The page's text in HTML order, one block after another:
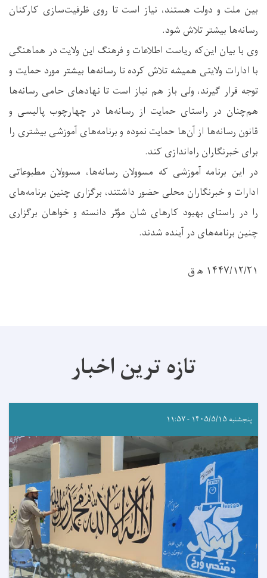
بین ملت و دولت هستند، نیاز است تا روی ظرفیت‌سازی کارکنان
رسانه‌ها بیشتر تلاش شود.
وی با بیان این‌که ریاست اطلاعات و فرهنگ این ولایت در هماهنگی
با ادارات ولایتی همیشه تلاش کرده تا رسانه‌ها بیشتر مورد حمایت و
توجه قرار گیرند، ولی باز هم نیاز است تا نهادهای حامی رسانه‌ها
هم‌چنان در راستای حمایت از رسانه‌ها در چهارچوب پالیسی و
قانون رسانه‌ها از آن‌ها حمایت نموده و برنامه‌های آموزشی بیشتری را
برای خبرنگاران راه‌اندازی کند.
در این برنامه آموزشی که مسوولان رسانه‌‌ها، مسوولان مطبوعاتی
ادارات و خبرنگاران محلی حضور داشتند، برگزاری چنین برنامه‌های
را در راستای بهبود کارهای شان مؤثر دانسته و خواهان برگزاری
چنین برنامه‌های در آینده شدند.
۱۴۴۷/۱۲/۲۱ ه‍ ق
تازه ترین اخبار
پنجشنبه ۱۴۰۵/۵/۱۵ - ۱۱:۵۷